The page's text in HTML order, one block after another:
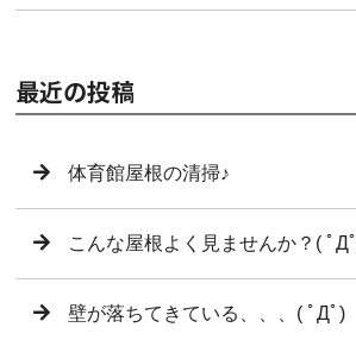
最近の投稿
体育館屋根の清掃♪
こんな屋根よく見ませんか？( ﾟД
壁が落ちてきている、、、( ﾟДﾟ)